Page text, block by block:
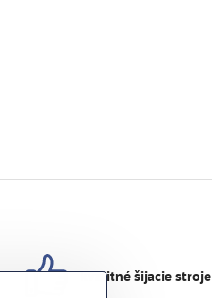
kvalitné šijacie stroje